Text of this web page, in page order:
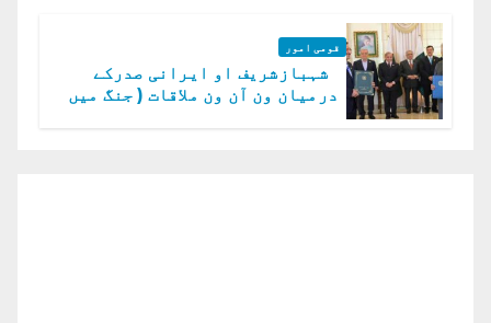
قومی امور
شہبازشریف او ایرانی صدرکے
درمیان ون آن ون ملاقات ( جنگ میں